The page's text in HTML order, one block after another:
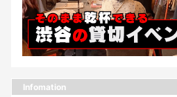
Infomation